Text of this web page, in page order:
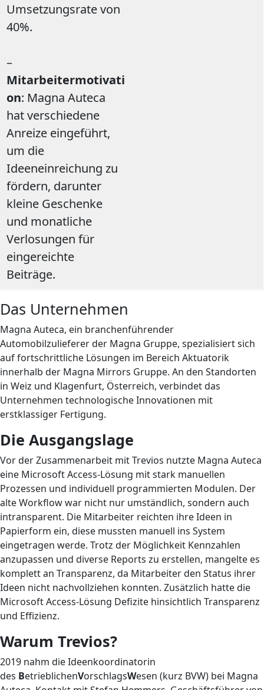
Umsetzungsrate von
40%.
–
Mitarbeitermotivati
on: Magna Auteca
hat verschiedene
Anreize eingeführt,
um die
Ideeneinreichung zu
fördern, darunter
kleine Geschenke
und monatliche
Verlosungen für
eingereichte
Beiträge.
Das Unternehmen
Magna Auteca, ein branchenführender
Automobilzulieferer der Magna Gruppe, spezialisiert sich
auf fortschrittliche Lösungen im Bereich Aktuatorik
innerhalb der Magna Mirrors Gruppe. An den Standorten
in Weiz und Klagenfurt, Österreich, verbindet das
Unternehmen technologische Innovationen mit
erstklassiger Fertigung.
Die Ausgangslage
Vor der Zusammenarbeit mit Trevios nutzte Magna Auteca
eine Microsoft Access-Lösung mit stark manuellen
Prozessen und individuell programmierten Modulen. Der
alte Workflow war nicht nur umständlich, sondern auch
intransparent. Die Mitarbeiter reichten ihre Ideen in
Papierform ein, diese mussten manuell ins System
eingetragen werde. Trotz der Möglichkeit Kennzahlen
anzupassen und diverse Reports zu erstellen, mangelte es
komplett an Transparenz, da Mitarbeiter den Status ihrer
Ideen nicht nachvollziehen konnten. Zusätzlich hatte die
Microsoft Access-Lösung Defizite hinsichtlich Transparenz
und Effizienz.
Warum Trevios?
2019 nahm die Ideenkoordinatorin
des BetrieblichenVorschlagsWesen (kurz BVW) bei Magna